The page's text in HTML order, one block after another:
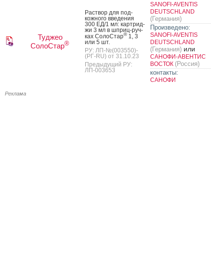
Туджео
СолоСтар®
Рас­твор для под­
кожно­го вве­дения
300 ЕД/1 мл: кар­трид­
жи 3 мл в шприц-руч­
ках Со­лоС­тар®1, 3
или 5 шт.
РУ: ЛП-№(003550)-
(РГ-RU) от 31.10.23
Предыдущий РУ:
ЛП-003653
SANOFI-AVENTIS
DEUTSCHLAND
(Германия)
Произведено:
SANOFI-AVENTIS
DEUTSCHLAND
(Германия) или
САНОФИ-АВЕНТИС
ВОСТОК (Россия)
контакты:
САНОФИ
Реклама